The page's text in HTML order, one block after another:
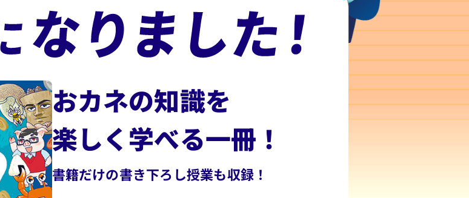
おカネの知識を
楽しく学べる一冊！​
書籍だけの書き下ろし授業も収録！​